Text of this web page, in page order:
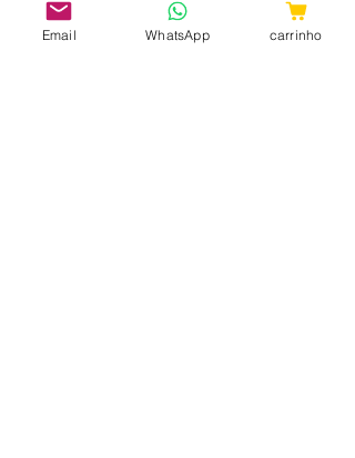
Email WhatsApp carrinho